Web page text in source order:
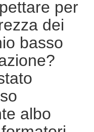
per
dei
basso
albo